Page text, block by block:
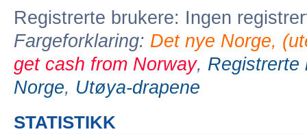
Registrerte brukere: Ingen
Fargeforklaring: Det nye Norge,
get cash from Norway, Registrerte
Norge, Utøya-drapene
STATISTIKK